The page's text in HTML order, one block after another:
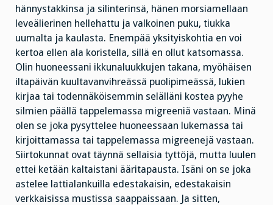
hännystakkinsa ja silinterinsä, hänen morsiamellaan
leveälierinen hellehattu ja valkoinen puku, tiukka
uumalta ja kaulasta. Enempää yksityiskohtia en voi
kertoa ellen ala koristella, sillä en ollut katsomassa.
Olin huoneessani ikkunaluukkujen takana, myöhäisen
iltapäivän kuultavanvihreässä puolipimeässä, lukien
kirjaa tai todennäköisemmin selälläni kostea pyyhe
silmien päällä tappelemassa migreeniä vastaan. Minä
olen se joka pysyttelee huoneessaan lukemassa tai
kirjoittamassa tai tappelemassa migreenejä vastaan.
Siirtokunnat ovat täynnä sellaisia tyttöjä, mutta luulen
ettei ketään kaltaistani ääritapausta. Isäni on se joka
astelee lattialankuilla edestakaisin, edestakaisin
verkkaisissa mustissa saappaissaan. Ja sitten,